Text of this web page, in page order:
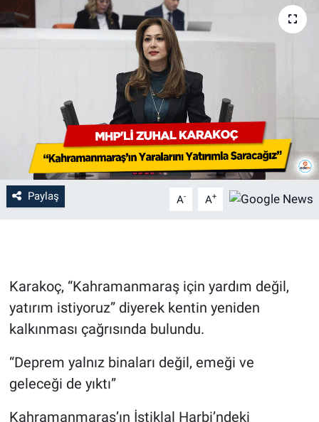
Paylaş A- A+
Karakoç, “Kahramanmaraş için yardım değil,
yatırım istiyoruz” diyerek kentin yeniden
kalkınması çağrısında bulundu.
“Deprem yalnız binaları değil, emeği ve
geleceği de yıktı”
Kahramanmaraş’ın İstiklal Harbi’ndeki